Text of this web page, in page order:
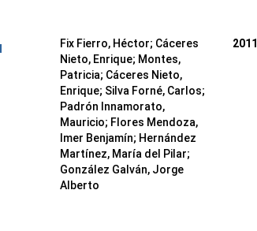
Fix Fierro, Héctor; Cáceres
Nieto, Enrique; Montes,
Patricia; Cáceres Nieto,
Enrique; Silva Forné, Carlos;
Padrón Innamorato,
Mauricio; Flores Mendoza,
Imer Benjamín; Hernández
Martínez, María del Pilar;
González Galván, Jorge
Alberto
2011